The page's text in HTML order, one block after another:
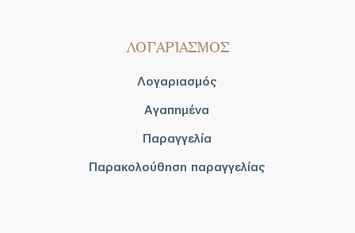
ΛΟΓΑΡΙΑΣΜΟΣ
Λογαριασμός
Αγαπημένα
Παραγγελία
Παρακολούθηση παραγγελίας